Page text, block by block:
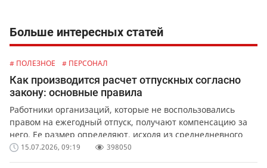
Больше интересных статей
# ПОЛЕЗНОЕ # ПЕРСОНАЛ
Как производится расчет отпускных согласно
закону: основные правила
Работники организаций, которые не воспользовались
правом на ежегодный отпуск, получают компенсацию за
него. Ее размер определяют, исходя из среднедневного
заработка сотрудника.
15.07.2026, 09:19 398050